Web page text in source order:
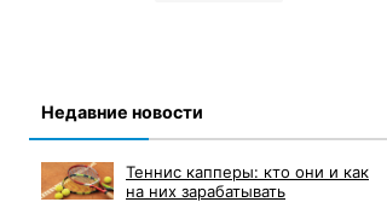
Недавние новости
Теннис капперы: кто они и как
на них зарабатывать